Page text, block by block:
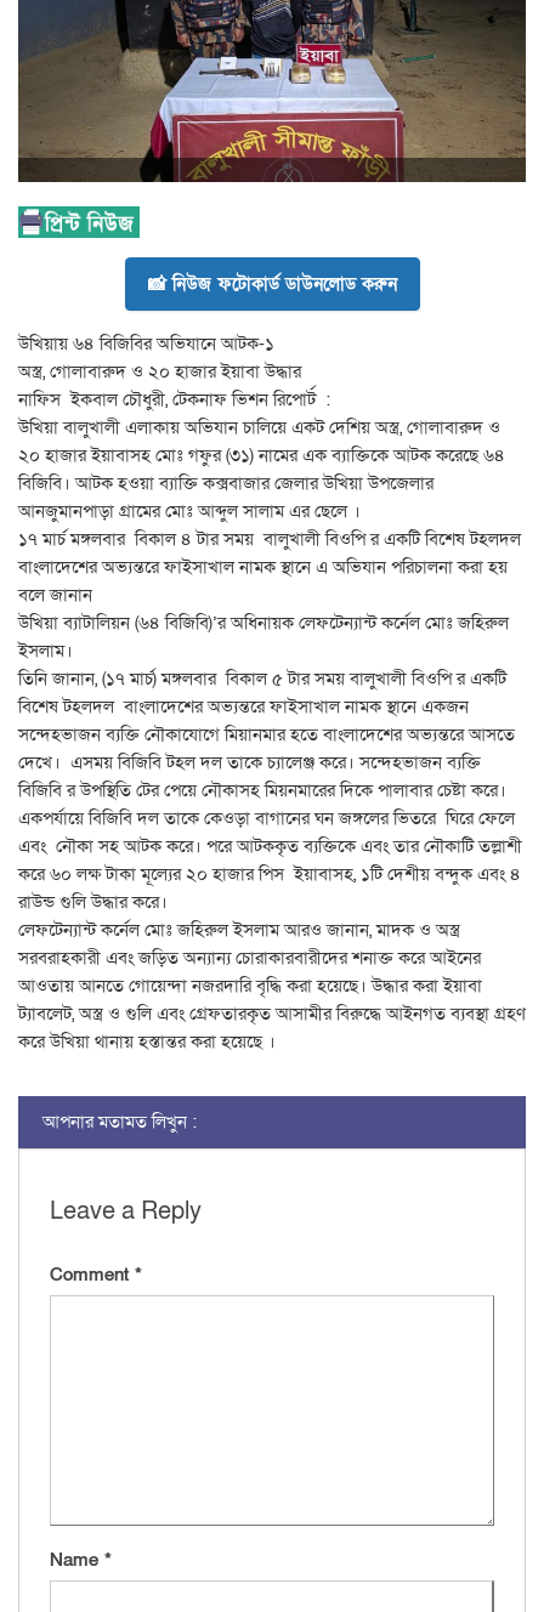
📸 নিউজ ফটোকার্ড ডাউনলোড করুন
উখিয়ায় ৬৪ বিজিবির অভিযানে আটক-১
অস্ত্র, গোলাবারুদ ও ২০ হাজার ইয়াবা উদ্ধার
নাফিস ইকবাল চৌধুরী, টেকনাফ ভিশন রিপোর্ট :
উখিয়া বালুখালী এলাকায় অভিযান চালিয়ে একট দেশিয় অস্ত্র, গোলাবারুদ ও
২০ হাজার ইয়াবাসহ মোঃ গফুর (৩১) নামের এক ব্যাক্তিকে আটক করেছে ৬৪
বিজিবি। আটক হওয়া ব্যাক্তি কক্সবাজার জেলার উখিয়া উপজেলার
আনজুমানপাড়া গ্রামের মোঃ আব্দুল সালাম এর ছেলে ।
১৭ মার্চ মঙ্গলবার বিকাল ৪ টার সময় বালুখালী বিওপি র একটি বিশেষ টহলদল
বাংলাদেশের অভ্যন্তরে ফাইসাখাল নামক স্থানে এ অভিযান পরিচালনা করা হয়
বলে জানান
উখিয়া ব্যাটালিয়ন (৬৪ বিজিবি)’র অধিনায়ক লেফটেন্যান্ট কর্নেল মোঃ জহিরুল
ইসলাম।
তিনি জানান, (১৭ মার্চ) মঙ্গলবার বিকাল ৫ টার সময় বালুখালী বিওপি র একটি
বিশেষ টহলদল বাংলাদেশের অভ্যন্তরে ফাইসাখাল নামক স্থানে একজন
সন্দেহভাজন ব্যক্তি নৌকাযোগে মিয়ানমার হতে বাংলাদেশের অভ্যন্তরে আসতে
দেখে। এসময় বিজিবি টহল দল তাকে চ্যালেঞ্জ করে। সন্দেহভাজন ব্যক্তি
বিজিবি র উপস্থিতি টের পেয়ে নৌকাসহ মিয়নমারের দিকে পালাবার চেষ্টা করে।
একপর্যায়ে বিজিবি দল তাকে কেওড়া বাগানের ঘন জঙ্গলের ভিতরে ঘিরে ফেলে
এবং নৌকা সহ আটক করে। পরে আটককৃত ব্যক্তিকে এবং তার নৌকাটি তল্লাশী
করে ৬০ লক্ষ টাকা মূল্যের ২০ হাজার পিস ইয়াবাসহ, ১টি দেশীয় বন্দুক এবং ৪
রাউন্ড গুলি উদ্ধার করে।
লেফটেন্যান্ট কর্নেল মোঃ জহিরুল ইসলাম আরও জানান, মাদক ও অস্ত্র
সরবরাহকারী এবং জড়িত অন্যান্য চোরাকারবারীদের শনাক্ত করে আইনের
আওতায় আনতে গোয়েন্দা নজরদারি বৃদ্ধি করা হয়েছে। উদ্ধার করা ইয়াবা
ট্যাবলেট, অস্ত্র ও গুলি এবং গ্রেফতারকৃত আসামীর বিরুদ্ধে আইনগত ব্যবস্থা গ্রহণ
করে উখিয়া থানায় হস্তান্তর করা হয়েছে ।
আপনার মতামত লিখুন :
Leave a Reply
Comment *
Name *